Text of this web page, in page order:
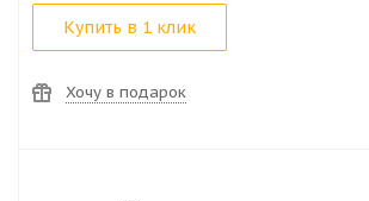
Купить в 1 клик
Хочу в подарок